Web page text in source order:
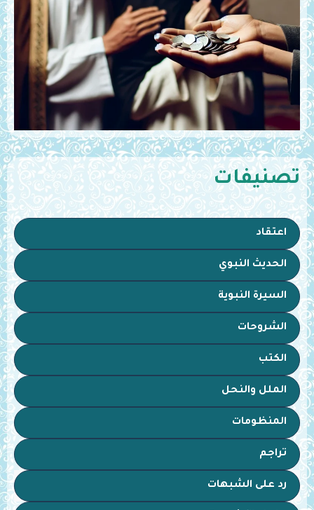
تصنيفات
اعتقاد
الحديث النبوي
السيرة النبوية
الشروحات
الكتب
الملل والنحل
المنظومات
تراجم
رد على الشبهات